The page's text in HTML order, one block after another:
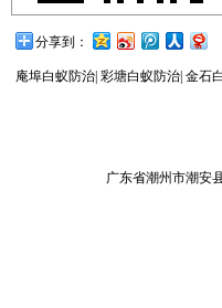
分享到：
庵埠白蚁防治| 彩塘白蚁防治| 金石
广东省潮州市潮安